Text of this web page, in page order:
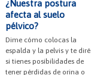
¿Nuestra postura
afecta al suelo
pélvico?
Dime cómo colocas la
espalda y la pelvis y te diré
si tienes posibilidades de
tener pérdidas de orina o